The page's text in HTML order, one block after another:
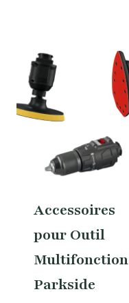
Accessoires
pour Outil
Multifonction
Parkside